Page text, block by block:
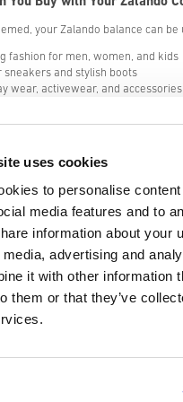
uses cookies
to personalise
media features and to
information about your
advertising and
it with other information
them or that they’ve
your Zalando balance can be
fashion for men, women, and kids
sneakers and stylish boots
wear, activewear, and accessories
Every Occasion
minute gift? Or just feel like
DKK (Denmark) makes it simple
guessing sizes, styles, or brands.
Livecards.netis töötab
tooted tarnitakse enne